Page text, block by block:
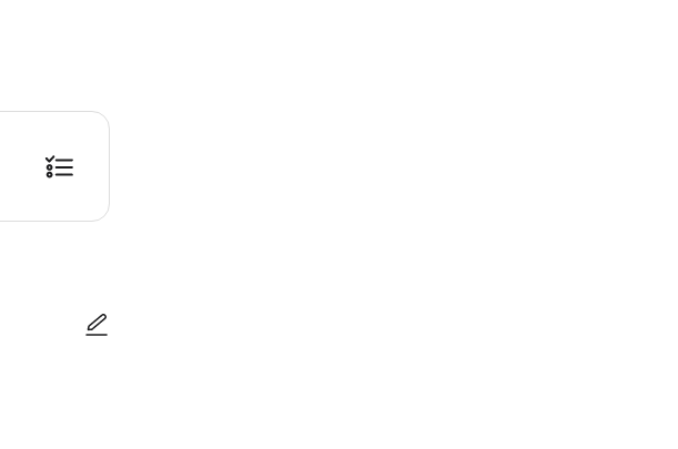
투어: 10:00am – 04:00pm 나이트 투어: 06:00pm – 12:00am 크루즈: 11:15am, 12:30pm,